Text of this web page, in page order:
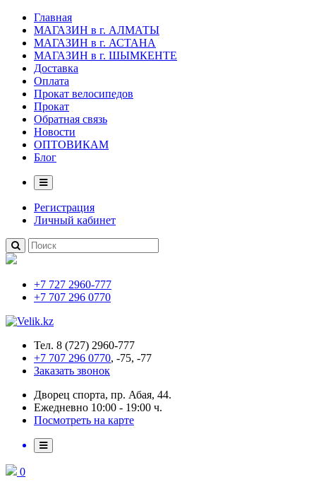
Главная
МАГАЗИН в г. АЛМАТЫ
МАГАЗИН в г. АСТАНА
МАГАЗИН в г. ШЫМКЕНТЕ
Доставка
Оплата
Прокат велосипедов
Прокат
Обратная связь
Новости
ОПТОВИКАМ
Блог
Регистрация
Личный кабинет
+7 727 2960-777
+7 707 296 0770
Тел. 8 (727) 2960-777
+7 707 296 0770, -75, -77
Заказать звонок
Дворец спорта, пр. Абая, 44.
Ежедневно 10:00 - 19:00 ч.
Посмотреть на карте
0